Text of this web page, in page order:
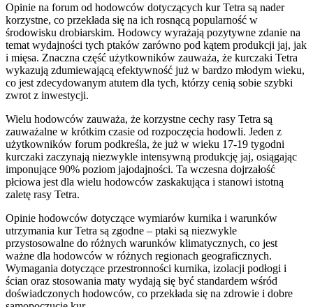
Opinie na forum od hodowców dotyczących kur Tetra są nader
korzystne, co przekłada się na ich rosnącą popularność w
środowisku drobiarskim. Hodowcy wyrażają pozytywne zdanie na
temat wydajności tych ptaków zarówno pod kątem produkcji jaj, jak
i mięsa. Znaczna część użytkowników zauważa, że kurczaki Tetra
wykazują zdumiewającą efektywność już w bardzo młodym wieku,
co jest zdecydowanym atutem dla tych, którzy cenią sobie szybki
zwrot z inwestycji.
Wielu hodowców zauważa, że korzystne cechy rasy Tetra są
zauważalne w krótkim czasie od rozpoczęcia hodowli. Jeden z
użytkowników forum podkreśla, że już w wieku 17-19 tygodni
kurczaki zaczynają niezwykle intensywną produkcję jaj, osiągając
imponujące 90% poziom jajodajności. Ta wczesna dojrzałość
płciowa jest dla wielu hodowców zaskakująca i stanowi istotną
zaletę rasy Tetra.
Opinie hodowców dotyczące wymiarów kurnika i warunków
utrzymania kur Tetra są zgodne – ptaki są niezwykle
przystosowalne do różnych warunków klimatycznych, co jest
ważne dla hodowców w różnych regionach geograficznych.
Wymagania dotyczące przestronności kurnika, izolacji podłogi i
ścian oraz stosowania maty wydają się być standardem wśród
doświadczonych hodowców, co przekłada się na zdrowie i dobre